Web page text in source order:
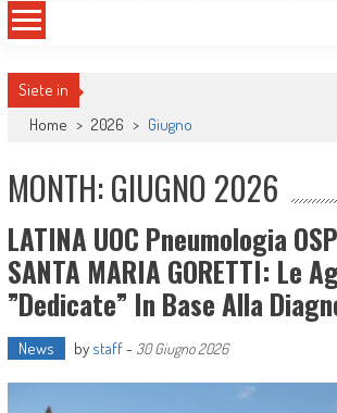
Siete in
Home > 2026 > Giugno
MONTH: GIUGNO 2026
LATINA UOC Pneumologia
SANTA MARIA GORETTI: Le
”dedicate” In Base Alla
News by staff- 30 Giugno 2026